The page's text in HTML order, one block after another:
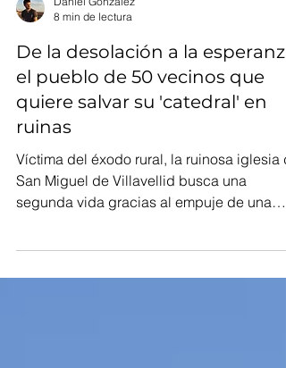
8 min de lectura
De la desolación a la
el pueblo de 50 vecinos que
quiere salvar su 'catedral' en
ruinas
Víctima del éxodo rural, la ruinosa iglesia
San Miguel de Villavellid busca una